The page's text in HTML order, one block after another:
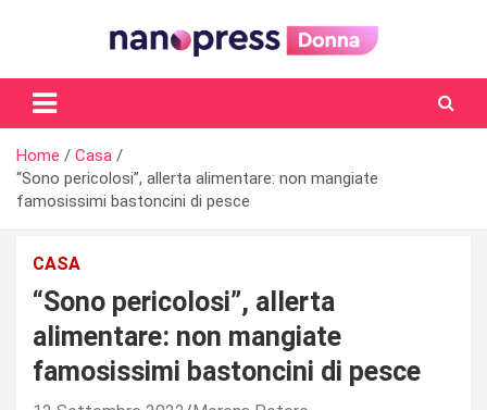
Il magazine femminile di Nanopress.it
Home
Casa
“Sono pericolosi”, allerta alimentare: non mangiate
famosissimi bastoncini di pesce
CASA
“Sono pericolosi”, allerta
alimentare: non mangiate
famosissimi bastoncini di pesce